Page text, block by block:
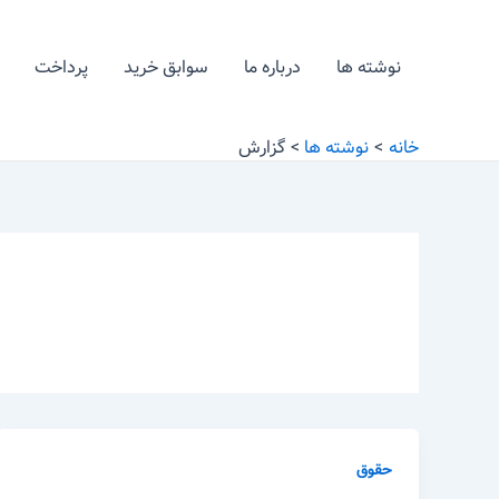
نوشته ها درباره ما سوابق خرید پرداخت
خانه نوشته ها گزارش
حقوق